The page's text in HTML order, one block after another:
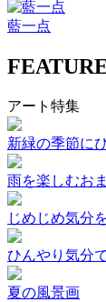
藍一点
アート特集
新緑の季節に
雨を楽しむお
じめじめ気分
ひんやり気分
夏の風景画